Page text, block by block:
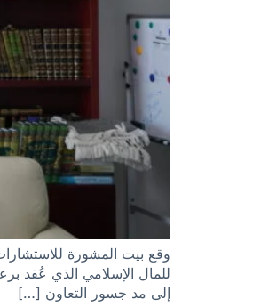
للمال الإسلامي الذي عُقد
إلى مد جسور التعاون […]